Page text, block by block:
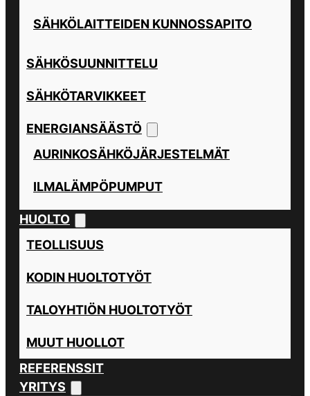
SÄHKÖLAITTEIDEN KUNNOSSAPITO
SÄHKÖSUUNNITTELU
SÄHKÖTARVIKKEET
ENERGIANSÄÄSTÖ
AURINKOSÄHKÖJÄRJESTELMÄT
ILMALÄMPÖPUMPUT
HUOLTO
TEOLLISUUS
KODIN HUOLTOTYÖT
TALOYHTIÖN HUOLTOTYÖT
MUUT HUOLLOT
REFERENSSIT
YRITYS